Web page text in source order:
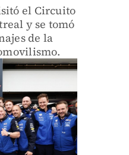
el Circuito
y se tomó
de la